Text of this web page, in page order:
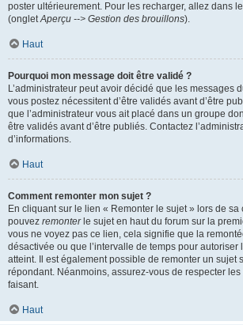
poster ultérieurement. Pour les recharger, allez dans
(ongletAperçu --> Gestion des brouillons).
Haut
Pourquoi mon message doit être validé ?
L’administrateur peut avoir décidé que les messages
vous postez nécessitent d’être validés avant d’être
que l’administrateur vous ait placé dans un groupe
être validés avant d’être publiés. Contactez
d’informations.
Haut
Comment remonter mon sujet ?
En cliquant sur le lien « Remonter le sujet » lors de sa
pouvez remonterle sujet en haut du forum sur la
vous ne voyez pas ce lien, cela signifie que la
désactivée ou que l’intervalle de temps pour autoriser
atteint. Il est également possible de remonter un sujet
répondant. Néanmoins, assurez-vous de respecter
faisant.
Haut